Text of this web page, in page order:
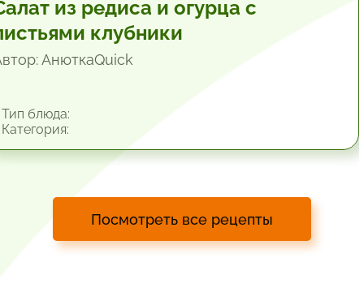
из редиса и огурца с
клубники
АнюткаQuiсk
блюда:
Посмотреть все рецепты